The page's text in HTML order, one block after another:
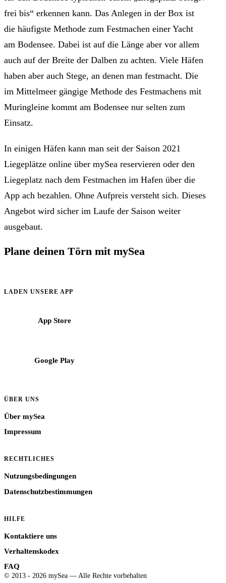
frei bis“ erkennen kann. Das Anlegen in der Box ist
die häufigste Methode zum Festmachen einer Yacht
am Bodensee. Dabei ist auf die Länge aber vor allem
auch auf der Breite der Dalben zu achten. Viele Häfen
haben aber auch Stege, an denen man festmacht. Die
im Mittelmeer gängige Methode des Festmachens mit
Muringleine kommt am Bodensee nur selten zum
Einsatz.
In einigen Häfen kann man seit der Saison 2021
Liegeplätze online über mySea reservieren oder den
Liegeplatz nach dem Festmachen im Hafen über die
App ach bezahlen. Ohne Aufpreis versteht sich. Dieses
Angebot wird sicher im Laufe der Saison weiter
ausgebaut.
Plane deinen Törn mit mySea
LADEN UNSERE APP
App Store
Google Play
ÜBER UNS
Über mySea
Impressum
RECHTLICHES
Nutzungsbedingungen
Datenschutzbestimmungen
HILFE
Kontaktiere uns
Verhaltenskodex
FAQ
© 2013 - 2026 mySea — Alle Rechte vorbehalten